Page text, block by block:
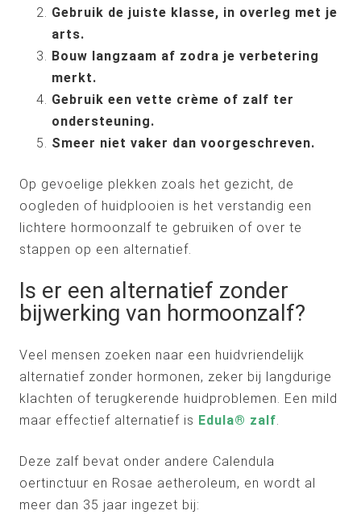
Gebruik de juiste klasse, in overleg met je
arts.
Bouw langzaam af zodra je verbetering
merkt.
Gebruik een vette crème of zalf ter
ondersteuning.
Smeer niet vaker dan voorgeschreven.
Op gevoelige plekken zoals het gezicht, de
oogleden of huidplooien is het verstandig een
lichtere hormoonzalf te gebruiken of over te
stappen op een alternatief.
Is er een alternatief zonder
bijwerking van hormoonzalf?
Veel mensen zoeken naar een huidvriendelijk
alternatief zonder hormonen, zeker bij langdurige
klachten of terugkerende huidproblemen. Een mild
maar effectief alternatief is Edula® zalf.
Deze zalf bevat onder andere Calendula
oertinctuur en Rosae aetheroleum, en wordt al
meer dan 35 jaar ingezet bij: